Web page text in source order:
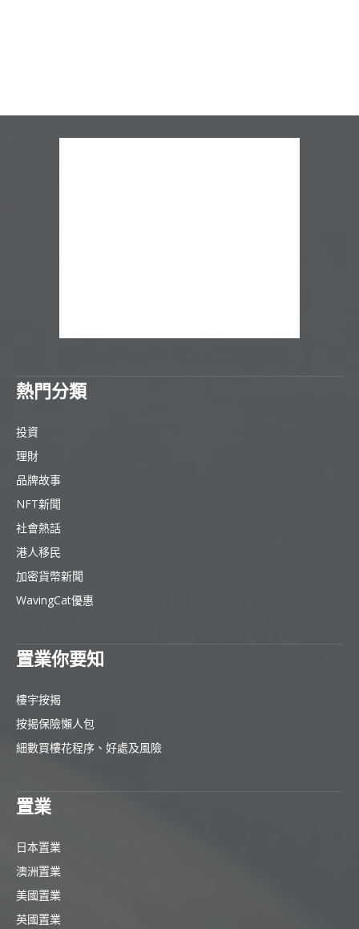
熱門分類
投資
理財
品牌故事
NFT新聞
社會熱話
港人移民
加密貨幣新聞
WavingCat優惠
置業你要知
樓宇按揭
按揭保險懶人包
細數買樓花程序、好處及風險
置業
日本置業
澳洲置業
美國置業
英國置業